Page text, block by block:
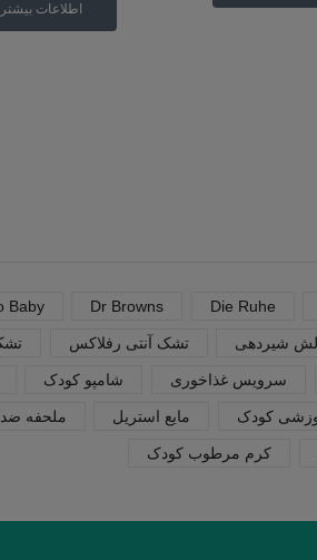
اطلاعات بیشتر
Die Ruhe
Dr Browns
Baby
شیردهی تشک آنتی رفلاکس
سرویس غذاخوری شامپو کودک
کودک مایع استریل ملحفه
کرم مرطوب کودک